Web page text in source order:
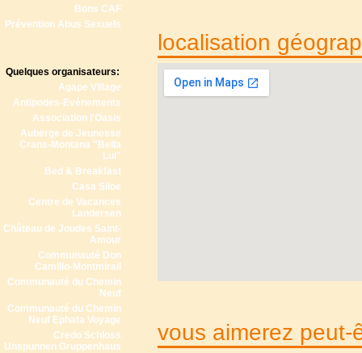
Bons CAF
Prévention Abus Sexuels
Quelques organisateurs:
Agape Village
Antipodes-Evénements
Association l'Oasis
Auberge de Jeunesse
Crans-Montana "Bella
Lui"
Bed & Breakfast
Casa Siloe
Centre de Vacances
Landersen
Château de Joudes Saint-
Amour
Communauté Don
Camillo-Montmirail
Communauté du Chemin
Neuf
Communauté du Chemin
Neuf Ephata Voyage
Credo Schloss
Unspunnen Gruppenhaus
localisation
vous aimerez peut-